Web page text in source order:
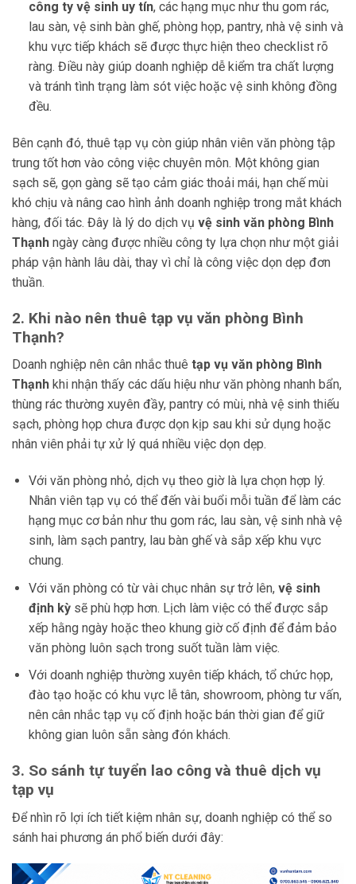
công ty vệ sinh uy tín, các hạng mục như thu gom rác,
lau sàn, vệ sinh bàn ghế, phòng họp, pantry, nhà vệ sinh và
khu vực tiếp khách sẽ được thực hiện theo checklist rõ
ràng. Điều này giúp doanh nghiệp dễ kiểm tra chất lượng
và tránh tình trạng làm sót việc hoặc vệ sinh không đồng
đều.
Bên cạnh đó, thuê tạp vụ còn giúp nhân viên văn phòng tập
trung tốt hơn vào công việc chuyên môn. Một không gian
sạch sẽ, gọn gàng sẽ tạo cảm giác thoải mái, hạn chế mùi
khó chịu và nâng cao hình ảnh doanh nghiệp trong mắt khách
hàng, đối tác. Đây là lý do dịch vụ vệ sinh văn phòng Bình
Thạnh ngày càng được nhiều công ty lựa chọn như một giải
pháp vận hành lâu dài, thay vì chỉ là công việc dọn dẹp đơn
thuần.
2. Khi nào nên thuê tạp vụ văn phòng Bình
Thạnh?
Doanh nghiệp nên cân nhắc thuê tạp vụ văn phòng Bình
Thạnh khi nhận thấy các dấu hiệu như văn phòng nhanh bẩn,
thùng rác thường xuyên đầy, pantry có mùi, nhà vệ sinh thiếu
sạch, phòng họp chưa được dọn kịp sau khi sử dụng hoặc
nhân viên phải tự xử lý quá nhiều việc dọn dẹp.
Với văn phòng nhỏ, dịch vụ theo giờ là lựa chọn hợp lý.
Nhân viên tạp vụ có thể đến vài buổi mỗi tuần để làm các
hạng mục cơ bản như thu gom rác, lau sàn, vệ sinh nhà vệ
sinh, làm sạch pantry, lau bàn ghế và sắp xếp khu vực
chung.
Với văn phòng có từ vài chục nhân sự trở lên, vệ sinh
định kỳsẽ phù hợp hơn. Lịch làm việc có thể được sắp
xếp hằng ngày hoặc theo khung giờ cố định để đảm bảo
văn phòng luôn sạch trong suốt tuần làm việc.
Với doanh nghiệp thường xuyên tiếp khách, tổ chức họp,
đào tạo hoặc có khu vực lễ tân, showroom, phòng tư vấn,
nên cân nhắc tạp vụ cố định hoặc bán thời gian để giữ
không gian luôn sẵn sàng đón khách.
3. So sánh tự tuyển lao công và thuê dịch vụ
tạp vụ
Để nhìn rõ lợi ích tiết kiệm nhân sự, doanh nghiệp có thể so
sánh hai phương án phổ biến dưới đây: